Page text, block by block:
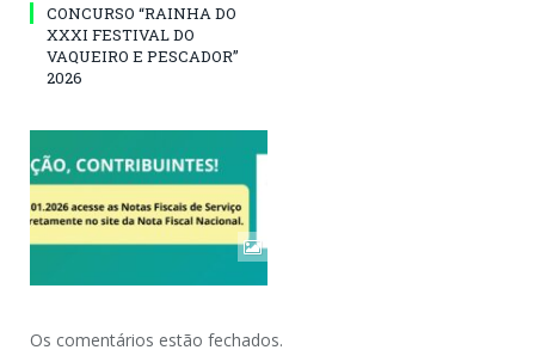
CONCURSO “RAINHA DO
XXXI FESTIVAL DO
VAQUEIRO E PESCADOR”
2026
Os comentários estão fechados.